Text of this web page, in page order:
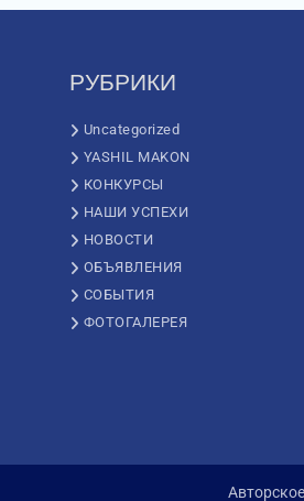
РУБРИКИ
Uncategorized
YASHIL MAKON
КОНКУРСЫ
НАШИ УСПЕХИ
НОВОСТИ
ОБЪЯВЛЕНИЯ
СОБЫТИЯ
ФОТОГАЛЕРЕЯ